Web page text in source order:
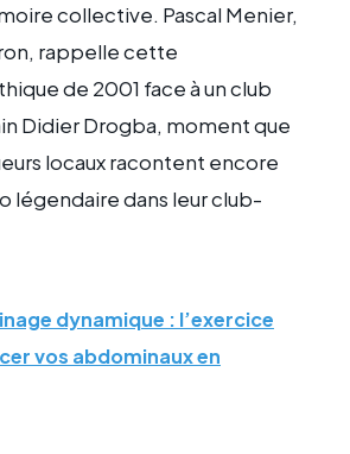
collective. Pascal Menier,
rappelle cette
de 2001 face à un club
Didier Drogba, moment que
locaux racontent encore
légendaire dans leur club-
dynamique : l’exercice
vos abdominaux en